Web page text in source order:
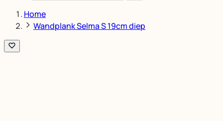
Home
Wandplank Selma S 19cm diep